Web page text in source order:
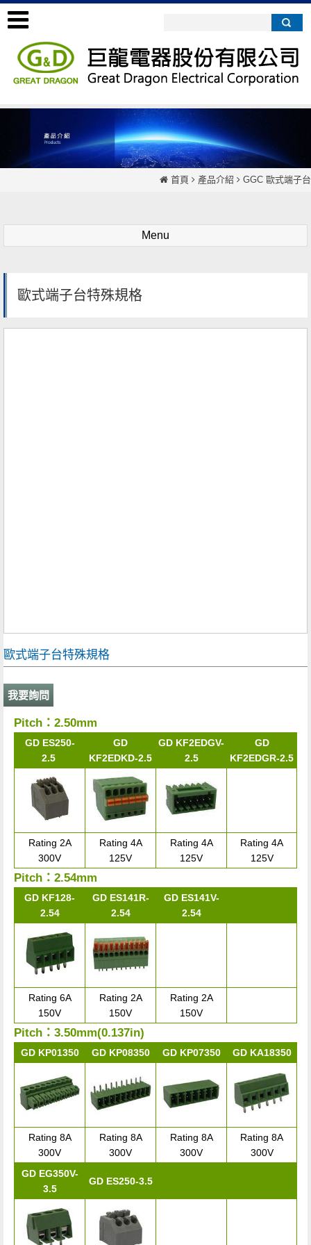
首頁 產品介紹 GGC 歐式端子台
Menu
歐式端子台特殊規格
歐式端子台特殊規格
我要詢問
Pitch：2.50mm
GD ES250-
2.5
GD
KF2EDKD-2.5
GD KF2EDGV-
2.5
GD
KF2EDGR-2.5
Rating 2A
300V
Rating 4A
125V
Rating 4A
125V
Rating 4A
125V
Pitch：2.54mm
GD KF128-
2.54
GD ES141R-
2.54
GD ES141V-
2.54
Rating 6A
150V
Rating 2A
150V
Rating 2A
150V
Pitch：3.50mm(0.137in)
GD KP01350 GD KP08350 GD KP07350 GD KA18350
Rating 8A
300V
Rating 8A
300V
Rating 8A
300V
Rating 8A
300V
GD EG350V-
3.5
GD ES250-3.5